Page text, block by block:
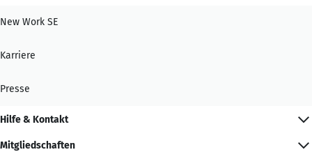
New Work SE
Karriere
Presse
Hilfe & Kontakt
Mitgliedschaften